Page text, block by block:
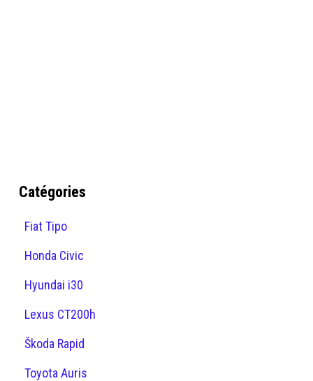
Catégories
Fiat Tipo
Honda Civic
Hyundai i30
Lexus CT200h
Škoda Rapid
Toyota Auris